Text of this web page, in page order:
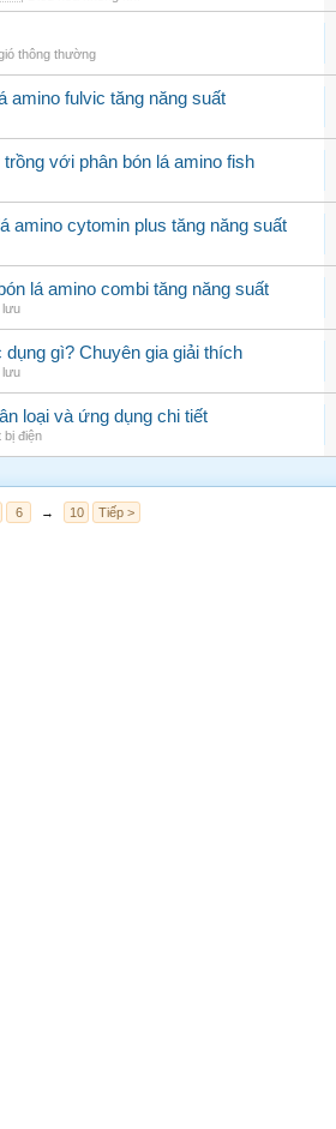
thông thường
amino fulvic tăng năng suất
với phân bón lá amino fish
amino cytomin plus tăng năng suất
lá amino combi tăng năng suất
lưu
dụng gì? Chuyên gia giải thích
lưu
loại và ứng dụng chi tiết
bị điện
6 → 10 Tiếp >